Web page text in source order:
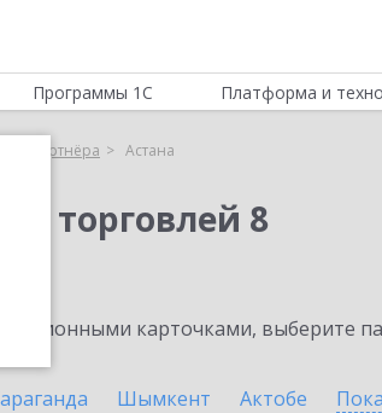
Программы 1С Платформа и
партнёра Астана
торговлей 8
карточками, выберите
Шымкент Актобе